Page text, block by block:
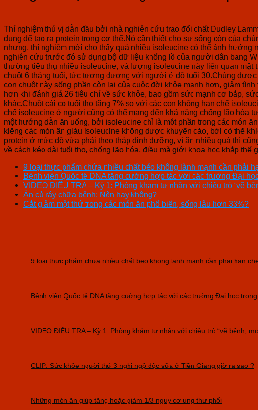
Thí nghiệm thú vị dẫn đầu bởi nhà nghiên cứu trao đổi chất Dudley
dụng để tạo ra protein trong cơ thể.Nó cần thiết cho sự sống còn của
nhưng, thí nghiệm mới cho thấy quá nhiều isoleucine có thể ảnh
nghiên cứu trước đó sử dụng bộ dữ liệu khổng lồ của người dân bang
thường tiêu thụ nhiều isoleucine, và lượng isoleucine này liên quan mật
chuột 6 tháng tuổi, tức tương đương với người ở độ tuổi 30.Chúng
con chuột này sống phần còn lại của cuộc đời khỏe mạnh hơn, giảm
hơn khi đánh giá 26 tiêu chí về sức khỏe, bao gồm sức mạnh cơ bắp,
khác.Chuột cái có tuổi thọ tăng 7% so với các con không hạn chế
chế isoleucine ở người cũng có thể mang đến khả năng chống lão hóa
một hướng dẫn ăn uống, bởi isoleucine chỉ là một phần trong các món
kiêng các món ăn giàu isoleucine không được khuyến cáo, bởi có thể
protein ở mức độ vừa phải theo tháp dinh dưỡng, vì ăn nhiều quá thì
về cách kéo dài tuổi thọ, chống lão hóa, điều mà giới khoa học khắp thế
9 loại thực phẩm chứa nhiều chất béo không lành mạnh cần phải
Bệnh viện Quốc tế DNA tăng cường hợp tác với các trường Đại
VIDEO ĐIỀU TRA – Kỳ 1: Phòng khám tư nhân với chiêu trò “vẽ
Ăn củ ráy chữa bệnh: Nên hay không?
Cắt giảm một thứ trong các món ăn phổ biến, sống lâu hơn 33%?
9 loại thực phẩm chứa nhiều chất béo không lành mạnh cần phải hạn
Bệnh viện Quốc tế DNA tăng cường hợp tác với các trường Đại học
VIDEO ĐIỀU TRA – Kỳ 1: Phòng khám tư nhân với chiêu trò “vẽ bệnh,
CLIP: Sức khỏe người thứ 3 nghi ngộ độc sữa ở Tiền Giang giờ ra sao ?
Những món ăn giúp tăng hoặc giảm 1/3 nguy cơ ung thư phổi